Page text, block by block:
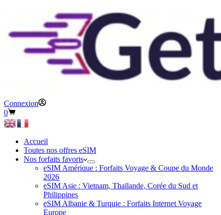
Connexion
Panier
d’achat
0
Accueil
Toutes nos offres eSIM
Nos forfaits favoris
eSIM Amérique : Forfaits Voyage & Coupe du Monde
2026
eSIM Asie : Vietnam, Thaïlande, Corée du Sud et
Philippines
eSIM Albanie & Turquie : Forfaits Internet Voyage
Europe